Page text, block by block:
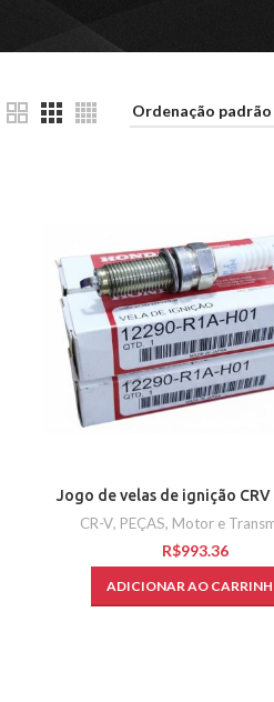
Jogo de velas de ignição CRV
CR-V, PEÇAS, Motor e
R$
ADICIONAR AO